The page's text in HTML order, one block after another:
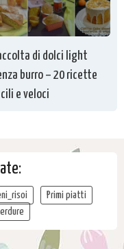
di dolci light
burro – 20 ricette
e veloci
Primi piatti